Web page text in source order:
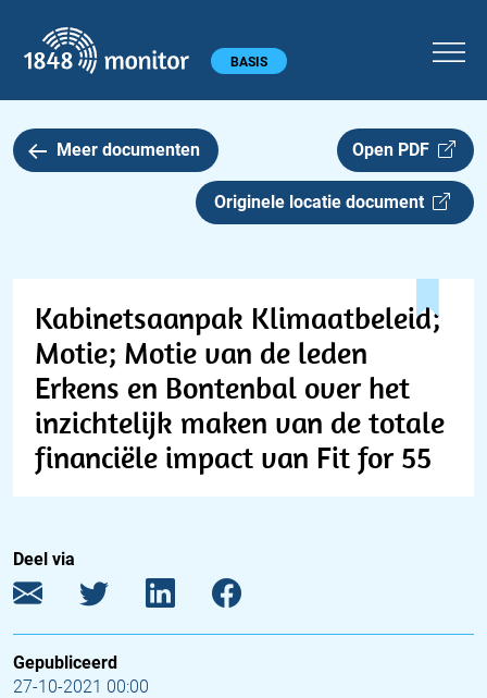
Hoofdmenu BASIS
Meer documenten Open PDF
Originele locatie document
Kabinetsaanpak Klimaatbeleid;
Motie; Motie van de leden
Erkens en Bontenbal over het
inzichtelijk maken van de totale
financiële impact van Fit for 55
Deel via
Gepubliceerd
27-10-2021 00:00